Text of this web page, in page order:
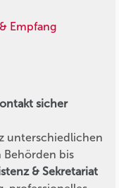
Empfang
sicher
unterschiedlichen
Behörden bis
& Sekretariat